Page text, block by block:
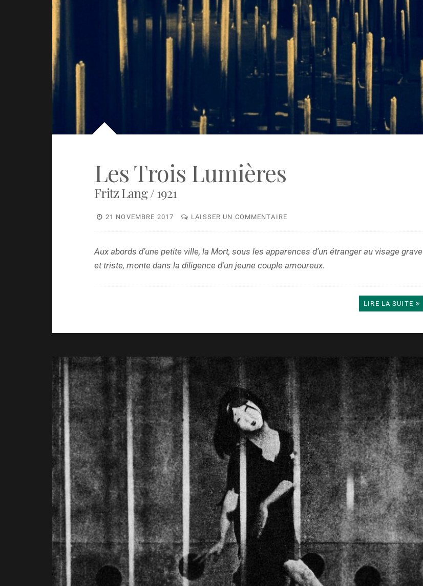
Les Trois Lumières
Fritz Lang / 1921
21 NOVEMBRE 2017 LAISSER UN COMMENTAIRE
Aux abords d’une petite ville, la Mort, sous les apparences d’un étranger au visage grave
et triste, monte dans la diligence d’un jeune couple amoureux.
LIRE LA SUITE